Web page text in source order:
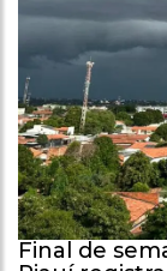
Final de